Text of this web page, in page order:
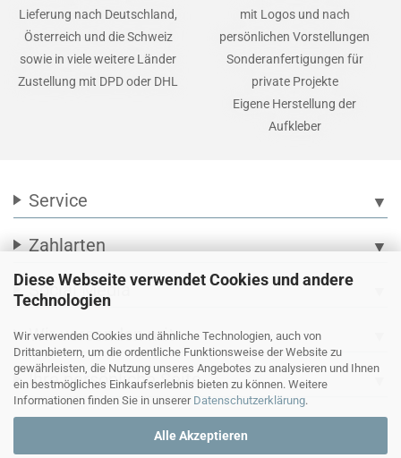
Diese Webseite verwendet Cookies und andere
Technologien
Wir verwenden Cookies und ähnliche Technologien, auch von
Drittanbietern, um die ordentliche Funktionsweise der Website zu
gewährleisten, die Nutzung unseres Angebotes zu analysieren und Ihnen
ein bestmögliches Einkaufserlebnis bieten zu können. Weitere
Informationen finden Sie in unserer Datenschutzerklärung.
Alle Akzeptieren
Lieferung nach Deutschland,
Österreich und die Schweiz
sowie in viele weitere Länder
Zustellung mit DPD oder DHL
mit Logos und nach
persönlichen Vorstellungen
Sonderanfertigungen für
private Projekte
Eigene Herstellung der
Aufkleber
Service ▼
Zahlarten ▼
Social Media
Wir versenden mit
Ihre persönliche Seite